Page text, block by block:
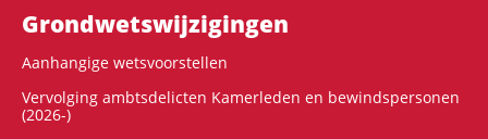
Grondwets­wijzigingen
Aanhangige wetsvoorstellen
Vervolging ambtsdelicten Kamerleden en bewindspersonen
(2026-)